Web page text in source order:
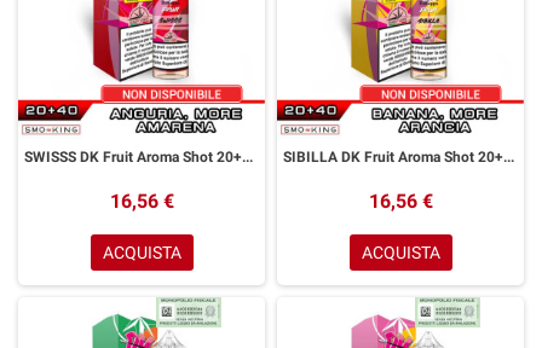
SWISSS DK Fruit Aroma Shot 20+40 ml Easy Vape Anguria More Amarena
16,56 €
ACQUISTA
SIBILLA DK Fruit Aroma Shot 20+40 ml Easy Vape Banana More Arancia
16,56 €
ACQUISTA